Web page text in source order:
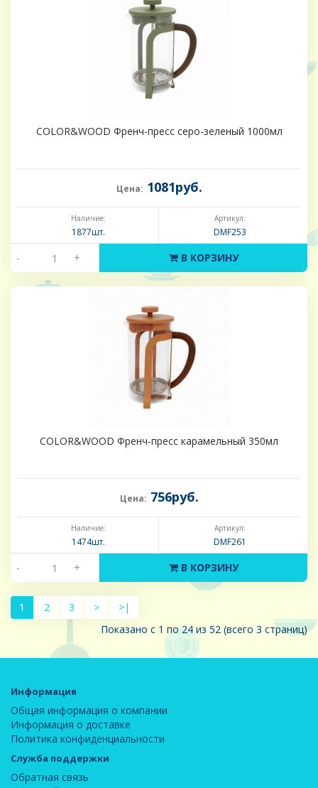
COLOR&WOOD Френч-пресс серо-зеленый 1000мл
Цена: 1081руб.
Наличие:
1877шт.
Артикул:
DMF253
- + В КОРЗИНУ
COLOR&WOOD Френч-пресс карамельный 350мл
Цена: 756руб.
Наличие:
1474шт.
Артикул:
DMF261
- + В КОРЗИНУ
1 2 3 >
>|
Показано с 1 по 24 из 52 (всего 3 страниц)
Информация
Общая информация о компании
Информация о доставке
Политика конфиденциальности
Служба поддержки
Обратная связь